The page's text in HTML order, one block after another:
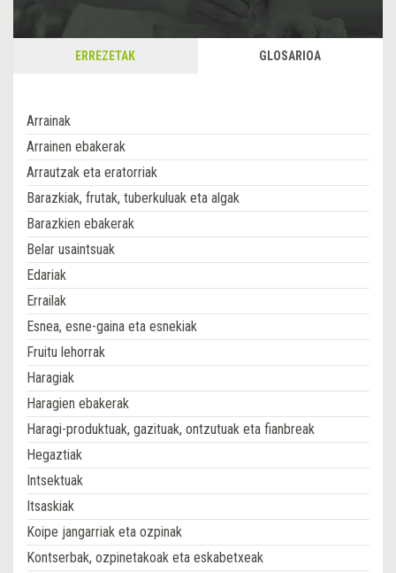
ERREZETAK GLOSARIOA
Arrainak
Arrainen ebakerak
Arrautzak eta eratorriak
Barazkiak, frutak, tuberkuluak eta algak
Barazkien ebakerak
Belar usaintsuak
Edariak
Errailak
Esnea, esne-gaina eta esnekiak
Fruitu lehorrak
Haragiak
Haragien ebakerak
Haragi-produktuak, gazituak, ontzutuak eta fianbreak
Hegaztiak
Intsektuak
Itsaskiak
Koipe jangarriak eta ozpinak
Kontserbak, ozpinetakoak eta eskabetxeak